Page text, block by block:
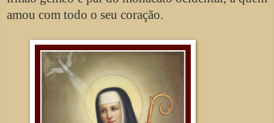
amou com todo o seu coração.